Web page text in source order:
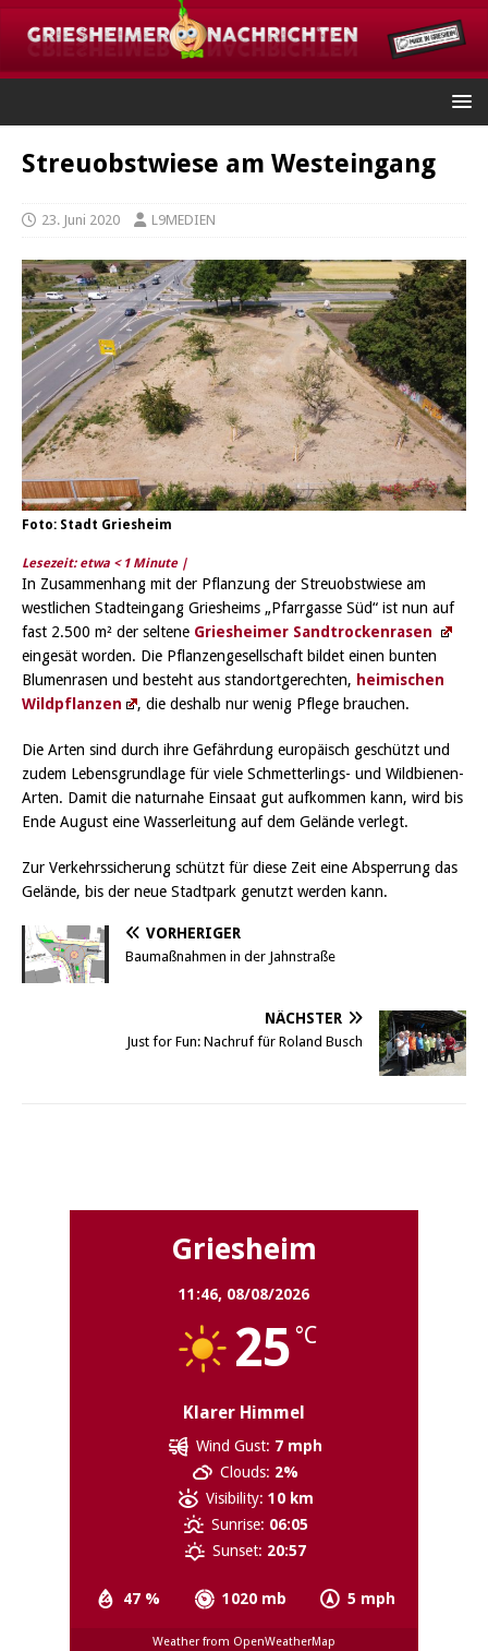
Streuobstwiese am Westeingang
23. Juni 2020 L9MEDIEN
Foto: Stadt Griesheim
Lesezeit: etwa < 1 Minute |
In Zusammenhang mit der Pflanzung der Streuobstwiese am
westlichen Stadteingang Griesheims „Pfarrgasse Süd“ ist nun auf
fast 2.500 m² der seltene Griesheimer Sandtrockenrasen
eingesät worden. Die Pflanzengesellschaft bildet einen bunten
Blumenrasen und besteht aus standortgerechten, heimischen
Wildpflanzen
, die deshalb nur wenig Pflege brauchen.
Die Arten sind durch ihre Gefährdung europäisch geschützt und
zudem Lebensgrundlage für viele Schmetterlings- und Wildbienen-
Arten. Damit die naturnahe Einsaat gut aufkommen kann, wird bis
Ende August eine Wasserleitung auf dem Gelände verlegt.
Zur Verkehrssicherung schützt für diese Zeit eine Absperrung das
Gelände, bis der neue Stadtpark genutzt werden kann.
VORHERIGER
Baumaßnahmen in der Jahnstraße
NÄCHSTER
Just for Fun: Nachruf für Roland Busch
Griesheim
11:46, 08/08/2026
25 °C
Klarer Himmel
47 % 1020 mb 5 mph
Wind Gust: 7 mph
Clouds: 2%
Visibility: 10 km
Sunrise: 06:05
Sunset: 20:57
Weather from OpenWeatherMap